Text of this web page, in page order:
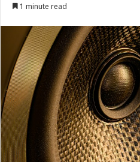
1 minute read